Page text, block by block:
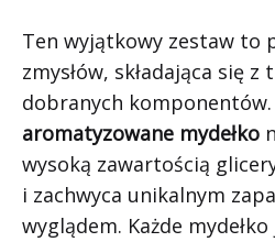
Ten wyjątkowy zestaw to
zmysłów, składająca się
dobranych komponentów.
aromatyzowane mydełko
wysoką zawartością
i zachwyca unikalnym
wyglądem. Każde